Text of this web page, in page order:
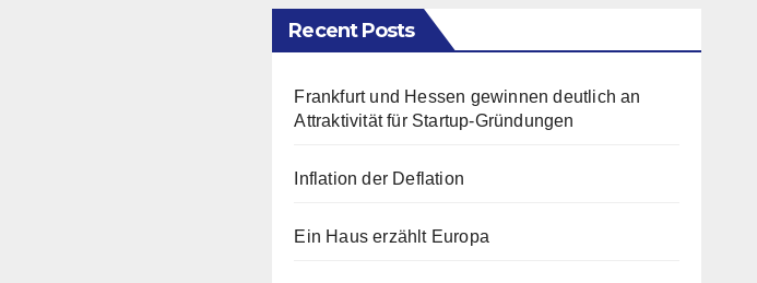
Recent Posts
Frankfurt und Hessen gewinnen deutlich an
Attraktivität für Startup-Gründungen
Inflation der Deflation
Ein Haus erzählt Europa